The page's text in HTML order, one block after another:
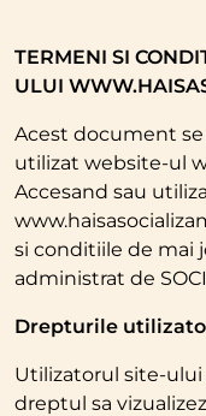
TERMENI SI
ULUI
Acest document
utilizat website-ul
Accesand sau
si conditiile de mai
administrat de
Drepturile
Utilizatorul site-ului
dreptul sa